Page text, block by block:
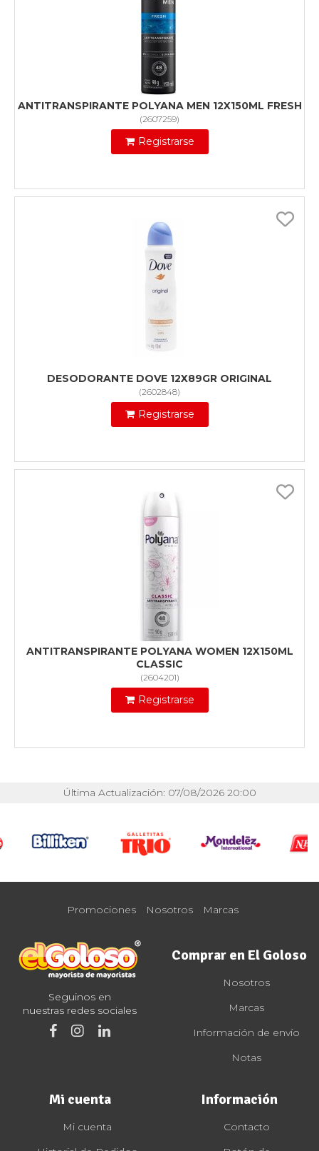
ANTITRANSPIRANTE POLYANA MEN 12X150ML FRESH
(2607259)
Registrarse
DESODORANTE DOVE 12X89GR ORIGINAL
(2602848)
Registrarse
ANTITRANSPIRANTE POLYANA WOMEN 12X150ML
CLASSIC
(2604201)
Registrarse
Última Actualización: 07/08/2026 20:00
Promociones Nosotros Marcas
Seguinos en
nuestras redes sociales
Comprar en El Goloso
Nosotros
Marcas
Información de envío
Notas
Mi cuenta
Mi cuenta
Información
Contacto